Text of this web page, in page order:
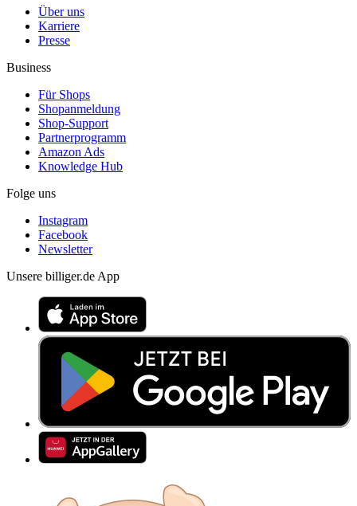
Über uns
Karriere
Presse
Business
Für Shops
Shopanmeldung
Shop-Support
Partnerprogramm
Amazon Ads
Knowledge Hub
Folge uns
Instagram
Facebook
Newsletter
Unsere billiger.de App